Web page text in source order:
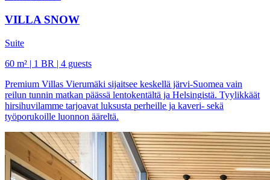
VILLA SNOW
Suite
60 m² | 1 BR | 4 guests
Premium Villas Vierumäki sijaitsee keskellä järvi-Suomea vain
reilun tunnin matkan päässä lentokentältä ja Helsingistä. Tyylikkäät
hirsihuvilamme tarjoavat luksusta perheille ja kaveri- sekä
työporukoille luonnon ääreltä.